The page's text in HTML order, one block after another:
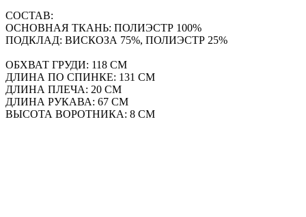
СОСТАВ:
ОСНОВНАЯ ТКАНЬ: ПОЛИЭСТР 100%
ПОДКЛАД: ВИСКОЗА 75%, ПОЛИЭСТР 25%
ОБХВАТ ГРУДИ: 118 СМ
ДЛИНА ПО СПИНКЕ: 131 СМ
ДЛИНА ПЛЕЧА: 20 СМ
ДЛИНА РУКАВА: 67 СМ
ВЫСОТА ВОРОТНИКА: 8 СМ